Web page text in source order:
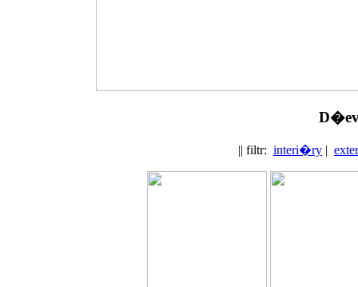
|| filtr: interi�ry |